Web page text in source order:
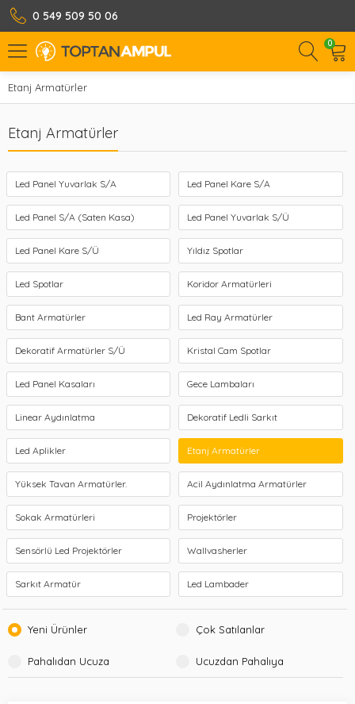
0 549 509 50 06
0
Etanj Armatürler
Etanj Armatürler
Led Panel Yuvarlak S/A Led Panel Kare S/A
Led Panel S/A (Saten Kasa) Led Panel Yuvarlak S/Ü
Led Panel Kare S/Ü Yıldız Spotlar
Led Spotlar Koridor Armatürleri
Bant Armatürler Led Ray Armatürler
Dekoratif Armatürler S/Ü Kristal Cam Spotlar
Led Panel Kasaları Gece Lambaları
Linear Aydınlatma Dekoratif Ledli Sarkıt
Led Aplikler Etanj Armatürler
Yüksek Tavan Armatürler. Acil Aydınlatma Armatürler
Sokak Armatürleri Projektörler
Sensörlü Led Projektörler Wallvasherler
Sarkıt Armatür Led Lambader
Yeni Ürünler Çok Satılanlar
Pahalıdan Ucuza Ucuzdan Pahalıya